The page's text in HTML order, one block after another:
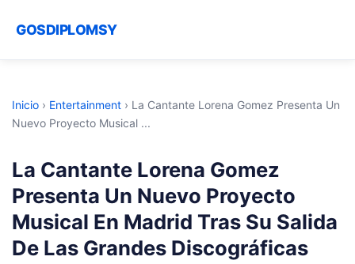
GOSDIPLOMSY
Inicio › Entertainment › La Cantante Lorena Gomez Presenta Un
Nuevo Proyecto Musical ...
La Cantante Lorena Gomez
Presenta Un Nuevo Proyecto
Musical En Madrid Tras Su Salida
De Las Grandes Discográficas